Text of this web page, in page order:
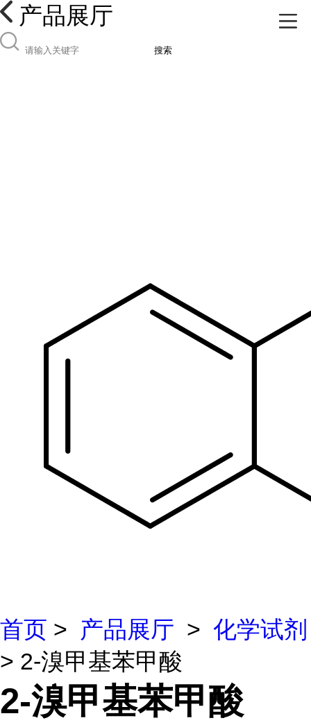
产品展厅
搜索
首页 > 产品展厅 > 化学试剂
> 2-溴甲基苯甲酸
2-溴甲基苯甲酸